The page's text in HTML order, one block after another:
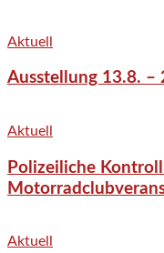
Aktuell
Ausstellung 13.8. –
Aktuell
Polizeiliche
Aktuell